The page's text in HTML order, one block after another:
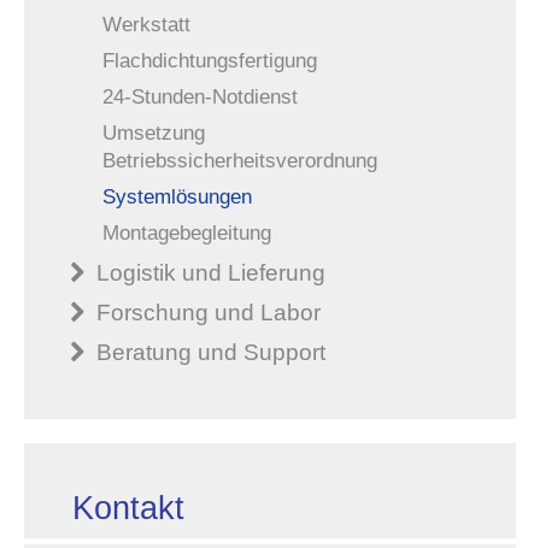
Werkstatt
Flachdichtungsfertigung
24-Stunden-Notdienst
Umsetzung
Betriebssicherheitsverordnung
Systemlösungen
Montagebegleitung
Logistik und Lieferung
Forschung und Labor
Beratung und Support
Kontakt